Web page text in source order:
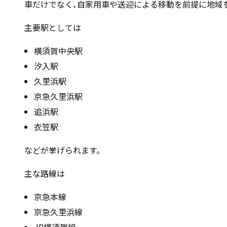
車だけでなく、自家用車や送迎による移動を前提に地域
主要駅としては
横須賀中央駅
汐入駅
久里浜駅
京急久里浜駅
追浜駅
衣笠駅
などが挙げられます。
主な路線は
京急本線
京急久里浜線